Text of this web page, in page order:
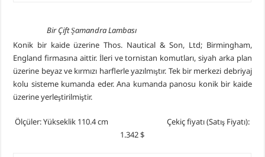
Bir Çift Şamandra Lambası
Konik bir kaide üzerine Thos. Nautical & Son, Ltd; Birmingham,
England firmasına aittir. İleri ve tornistan komutları, siyah arka plan
üzerine beyaz ve kırmızı harflerle yazılmıştır. Tek bir merkezi debriyaj
kolu sisteme kumanda eder. Ana kumanda panosu konik bir kaide
üzerine yerleştirilmiştir.
Ölçüler: Yükseklik 110.4 cm Çekiç fiyatı (Satış Fiyatı):
1.342 $